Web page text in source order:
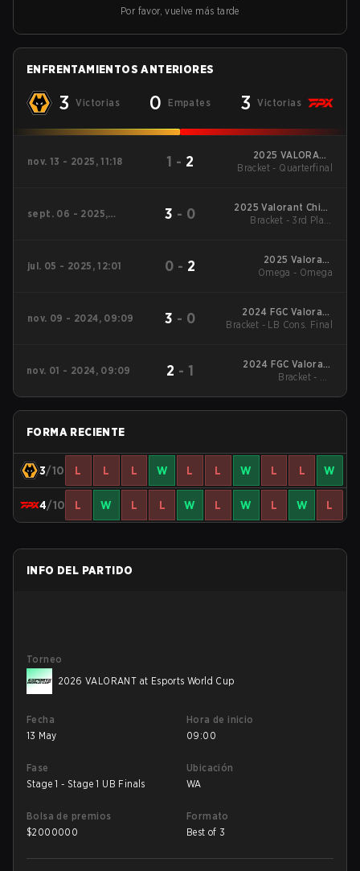
Por favor, vuelve más tarde
ENFRENTAMIENTOS ANTERIORES
3 Victorias 0 Empates 3 Victorias
nov. 13 - 2025, 11:18 1 - 2
2025 VALORANT
China Evolution
Bracket - Quarterfinal
sept. 06 - 2025,
3 - 0
2025 Valorant China
Evolution Series Act-
Bracket - 3rd Place
jul. 05 - 2025, 12:01 0 - 2
2025 Valorant
Champions Tour:
Omega - Omega
nov. 09 - 2024, 09:09 3 - 0
2024 FGC Valorant
Invitational
Bracket - LB Cons. Final
nov. 01 - 2024, 09:09 2 - 1
2024 FGC Valorant
Invitational
Bracket - UB
FORMA RECIENTE
3/10 L L L W L L W L L W
4/10 L W L L W L W L W L
INFO DEL PARTIDO
Torneo
2026 VALORANT at Esports World Cup
Fecha
13 May
Hora de inicio
09:00
Fase
Stage 1 - Stage 1 UB Finals
Ubicación
WA
Bolsa de premios
$2000000
Formato
Best of 3